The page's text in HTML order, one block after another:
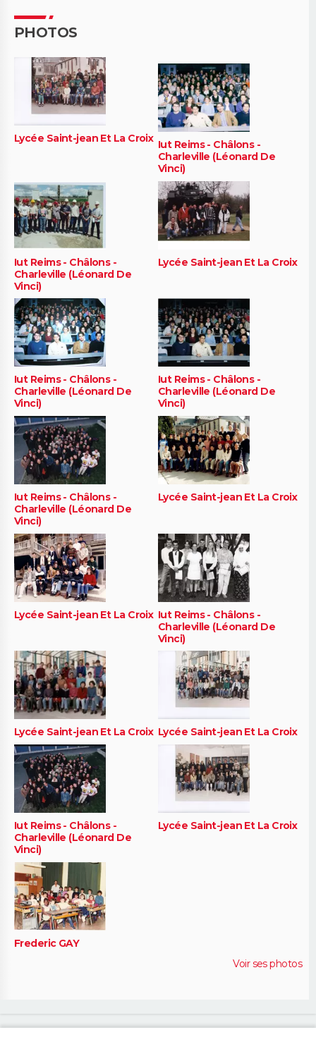
PHOTOS
Lycée Saint-jean Et La Croix Iut Reims - Châlons -
Charleville (Léonard De
Vinci)
Iut Reims - Châlons -
Charleville (Léonard De
Vinci)
Lycée Saint-jean Et La Croix
Iut Reims - Châlons -
Charleville (Léonard De
Vinci)
Iut Reims - Châlons -
Charleville (Léonard De
Vinci)
Iut Reims - Châlons -
Charleville (Léonard De
Vinci)
Lycée Saint-jean Et La Croix
Lycée Saint-jean Et La Croix Iut Reims - Châlons -
Charleville (Léonard De
Vinci)
Lycée Saint-jean Et La Croix Lycée Saint-jean Et La Croix
Iut Reims - Châlons -
Charleville (Léonard De
Vinci)
Lycée Saint-jean Et La Croix
Frederic GAY
Voir ses photos